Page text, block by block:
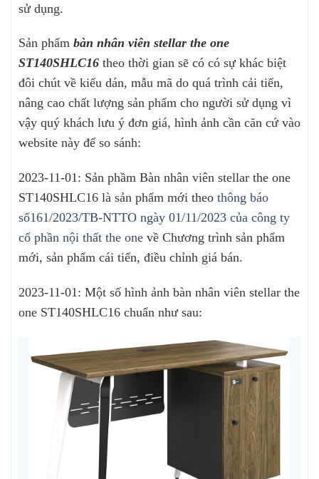
sử dụng.
Sản phẩm bàn nhân viên stellar the one
ST140SHLC16 theo thời gian sẽ có có sự khác biệt
đôi chút về kiểu dán, mẫu mã do quá trình cải tiến,
nâng cao chất lượng sản phẩm cho người sử dụng vì
vậy quý khách lưu ý đơn giá, hình ảnh cần căn cứ vào
website này để so sánh:
2023-11-01: Sản phầm Bàn nhân viên stellar the one
ST140SHLC16 là sản phẩm mới theo thông báo
số161/2023/TB-NTTO ngày 01/11/2023 của công ty
cổ phần nội thất the one về Chương trình sản phẩm
mới, sản phẩm cái tiến, điều chỉnh giá bán.
2023-11-01: Một số hình ảnh bàn nhân viên stellar the
one ST140SHLC16 chuẩn như sau: